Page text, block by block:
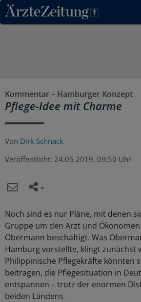
Direkt zum Inhaltsbereich
Kommentar – Hamburger Konzept
Pflege-Idee mit Charme
Von Dirk Schnack
Veröffentlicht: 24.05.2019, 09:50 Uhr
Noch sind es nur Pläne, mit denen
Gruppe um den Arzt und
Obermann beschäftigt. Was
Hamburg vorstellte, klingt zunächst
Philippinische Pflegekräfte könnten
beitragen, die Pflegesituation in
entspannen – trotz der enormen
beiden Ländern.